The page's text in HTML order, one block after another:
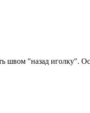
"назад иголку".